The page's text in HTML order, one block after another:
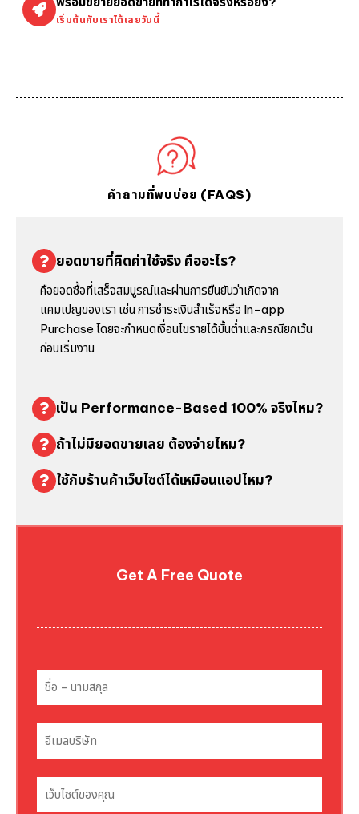
เริ่มต้นกับเราได้เลยวันนี้
คำถามที่พบบ่อย (FAQS)
ยอดขายที่คิดค่าใช้จริง คืออะไร?
คือยอดซื้อที่เสร็จสมบูรณ์และผ่านการยืนยันว่าเกิดจาก
แคมเปญของเรา เช่น การชำระเงินสำเร็จหรือ In-app
Purchase โดยจะกำหนดเงื่อนไขรายได้ขั้นต่ำและกรณียกเว้น
ก่อนเริ่มงาน
เป็น Performance-Based 100% จริงไหม?
ถ้าไม่มียอดขายเลย ต้องจ่ายไหม?
ใช้กับร้านค้าเว็บไซต์ได้เหมือนแอปไหม?
Get A Free Quote